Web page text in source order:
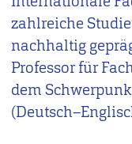
zahlreiche
nachhaltig
Professor für
dem